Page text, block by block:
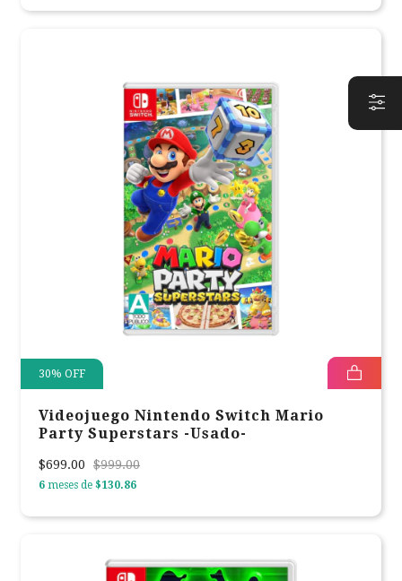
30% OFF
Videojuego Nintendo Switch Mario
Party Superstars -Usado-
$699.00 $999.00
6 meses de $130.86